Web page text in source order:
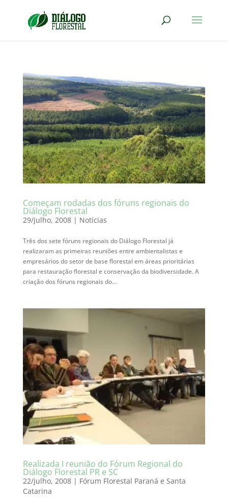
Começam rodadas dos fóruns regionais do
Diálogo Florestal
29/julho, 2008| Notícias
Três dos sete fóruns regionais do Diálogo Florestal já
realizaram as primeiras reuniões entre ambientalistas e
empresários do setor de base florestal em áreas prioritárias
para restauração florestal e conservação da biodiversidade. A
criação dos fóruns regionais do...
Realizada I reunião do Fórum Regional do
Diálogo Florestal PR e SC
22/julho, 2008| Fórum Florestal Paraná e Santa
Catarina